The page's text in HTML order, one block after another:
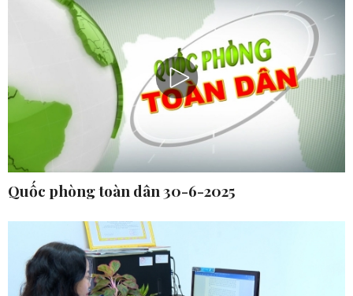
Quốc phòng toàn dân 30-6-2025